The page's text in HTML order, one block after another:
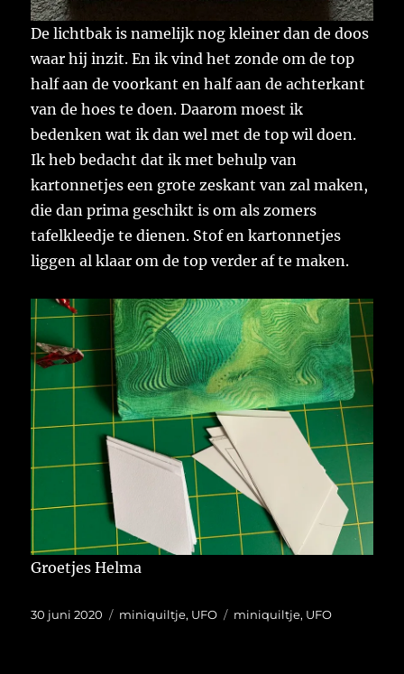
De lichtbak is namelijk nog kleiner dan de doos
waar hij inzit. En ik vind het zonde om de top
half aan de voorkant en half aan de achterkant
van de hoes te doen. Daarom moest ik
bedenken wat ik dan wel met de top wil doen.
Ik heb bedacht dat ik met behulp van
kartonnetjes een grote zeskant van zal maken,
die dan prima geschikt is om als zomers
tafelkleedje te dienen. Stof en kartonnetjes
liggen al klaar om de top verder af te maken.
Groetjes Helma
Geplaatst
30 juni 2020 Categorieën
miniquiltje, UFO Tags
miniquiltje, UFO